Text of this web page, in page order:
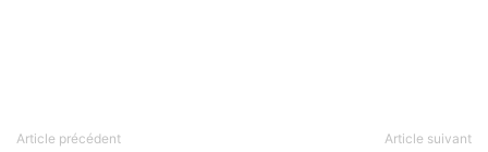
Article précédent Article suivant